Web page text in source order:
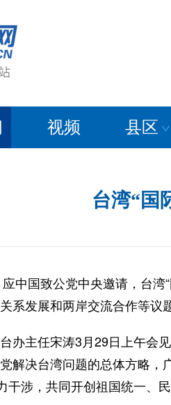
视频 县区
台湾“国
国致公党中央邀请，台湾“
系发展和两岸交流合作等议
主任宋涛3月29日上午会见
解决台湾问题的总体方略，
干涉，共同开创祖国统一、